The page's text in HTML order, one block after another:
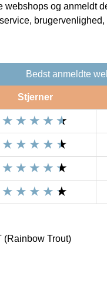
og anmeldt
Bedst anmeldte
Stjerner
(Rainbow Trout)